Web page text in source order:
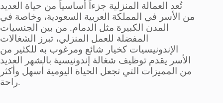
تُعد العمالة المنزلية جزءاً أساسياً من حياة العديد
من الأسر في المملكة العربية السعودية، وخاصة في
المدن الكبيرة مثل الدمام. من بين الجنسيات
المفضلة للعمل المنزلي، تبرز الشغالات
الإندونيسيات كخيار شائع ومرغوب به للكثير من
الأسر يقدم توظيف شغالة إندونيسية بالشهر العديد
من المميزات التي تجعل الحياة اليومية أسهل وأكثر
راحة.